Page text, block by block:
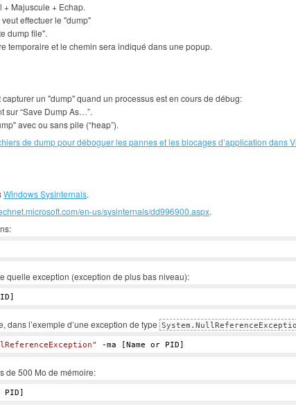
+ Majuscule + Echap.
effectuer le "dump"
dump file".
temporaire et le chemin sera indiqué dans une popup.
un "dump" quand un processus est en cours de débug:
sur “Save Dump As…”.
avec ou sans pile (“heap”).
de dump pour déboguer les pannes et les blocages d’application dans
Windows Sysinternals.
en-us/sysinternals/dd996900.aspx.
quelle exception (exception de plus bas niveau):
dans l’exemple d’une exception de type
-ma [Name or PID]
de 500 Mo de mémoire:
PID]